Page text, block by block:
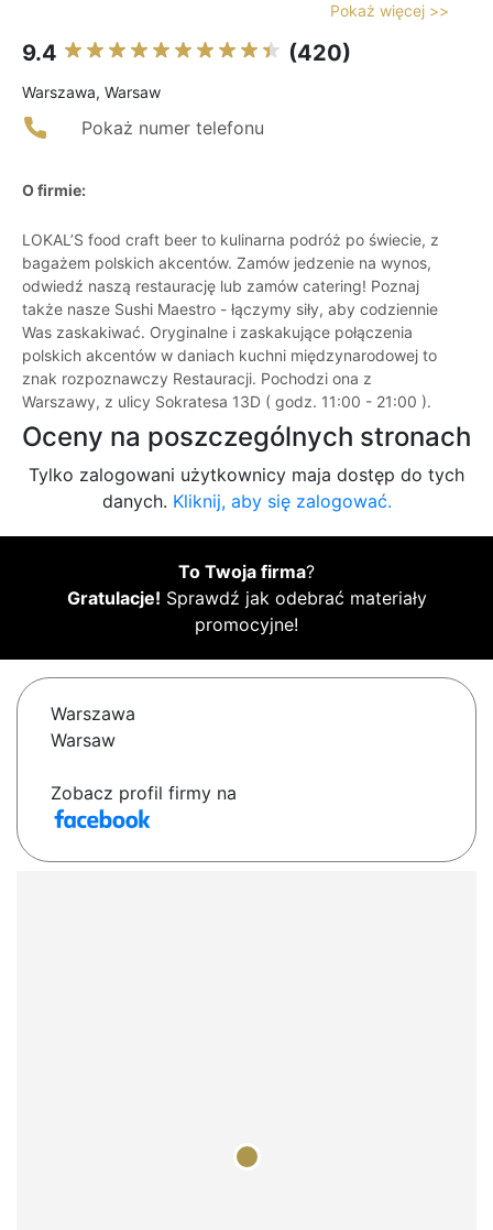
Pokaż więcej >>
9.4 (420)
Warszawa, Warsaw
Pokaż numer telefonu
O firmie:
LOKAL’S food craft beer to kulinarna podróż po świecie, z
bagażem polskich akcentów. Zamów jedzenie na wynos,
odwiedź naszą restaurację lub zamów catering! Poznaj
także nasze Sushi Maestro - łączymy siły, aby codziennie
Was zaskakiwać. Oryginalne i zaskakujące połączenia
polskich akcentów w daniach kuchni międzynarodowej to
znak rozpoznawczy Restauracji. Pochodzi ona z
Warszawy, z ulicy Sokratesa 13D ( godz. 11:00 - 21:00 ).
Oceny na poszczególnych stronach
Tylko zalogowani użytkownicy maja dostęp do tych
danych. Kliknij, aby się zalogować.
To Twoja firma?
Gratulacje! Sprawdź jak odebrać materiały
promocyjne!
Warszawa
Warsaw
Zobacz profil firmy na